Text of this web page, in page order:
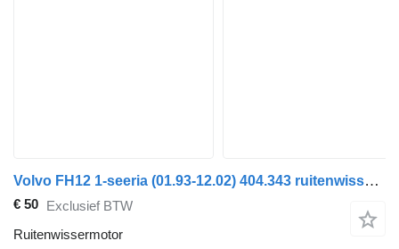
Volvo FH12 1-seeria (01.93-12.02) 404.343 ruitenwissermotor voor Volvo FH12, FH16, NH12, FH, VNL780 (1993-2014) trekker
€ 50 Exclusief BTW
Ruitenwissermotor